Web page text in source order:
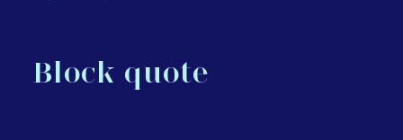
Block quote